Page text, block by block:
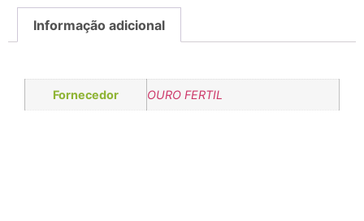
Informação adicional
Fornecedor OURO FERTIL